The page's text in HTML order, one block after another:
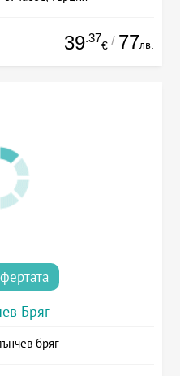
39.37
€ / 77лв.
Бряг
бряг